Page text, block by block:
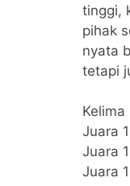
tinggi,
pihak
nyata
tetapi
Juara
Juara
Juara